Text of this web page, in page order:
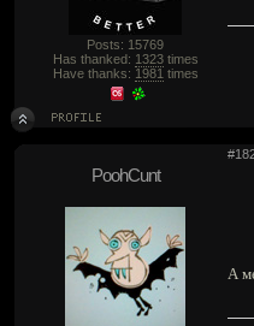
Posts: 15769
Has thanked: 1323times
Have thanks: 1981 times
PoohCunt
А